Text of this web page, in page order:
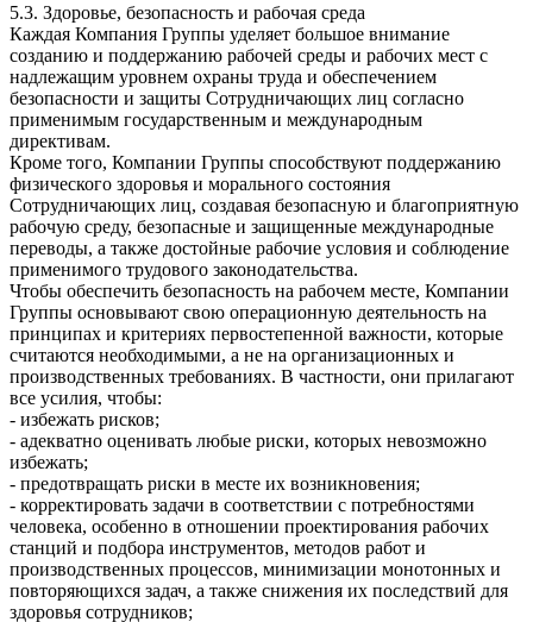
5.3. Здоровье, безопасность и рабочая среда
Каждая Компания Группы уделяет большое внимание
созданию и поддержанию рабочей среды и рабочих мест с
надлежащим уровнем охраны труда и обеспечением
безопасности и защиты Сотрудничающих лиц согласно
применимым государственным и международным
директивам.
Кроме того, Компании Группы способствуют поддержанию
физического здоровья и морального состояния
Сотрудничающих лиц, создавая безопасную и благоприятную
рабочую среду, безопасные и защищенные международные
переводы, а также достойные рабочие условия и соблюдение
применимого трудового законодательства.
Чтобы обеспечить безопасность на рабочем месте, Компании
Группы основывают свою операционную деятельность на
принципах и критериях первостепенной важности, которые
считаются необходимыми, а не на организационных и
производственных требованиях. В частности, они прилагают
все усилия, чтобы:
- избежать рисков;
- адекватно оценивать любые риски, которых невозможно
избежать;
- предотвращать риски в месте их возникновения;
- корректировать задачи в соответствии с потребностями
человека, особенно в отношении проектирования рабочих
станций и подбора инструментов, методов работ и
производственных процессов, минимизации монотонных и
повторяющихся задач, а также снижения их последствий для
здоровья сотрудников;